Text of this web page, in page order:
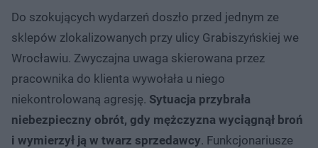
Do szokujących wydarzeń doszło przed jednym ze
sklepów zlokalizowanych przy ulicy Grabiszyńskiej we
Wrocławiu. Zwyczajna uwaga skierowana przez
pracownika do klienta wywołała u niego
niekontrolowaną agresję. Sytuacja przybrała
niebezpieczny obrót, gdy mężczyzna wyciągnął broń
i wymierzył ją w twarz sprzedawcy. Funkcjonariusze